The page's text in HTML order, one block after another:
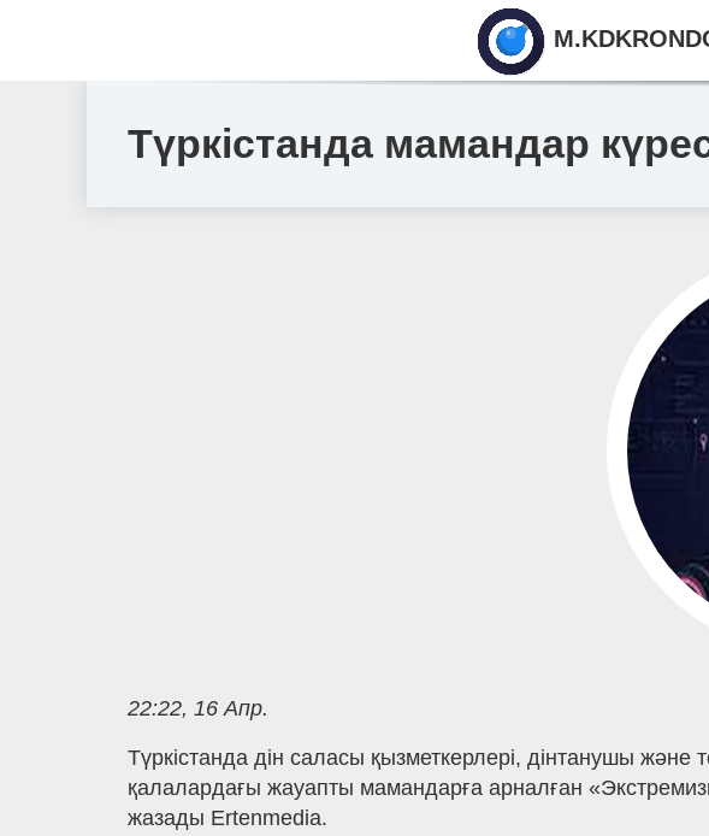
Түркістанда мамандар
22:22, 16 Апр.
Түркістанда дін саласы қызметкерлері, дінтанушы
қалалардағы жауапты мамандарға арналған
жазады Ertenmedia.